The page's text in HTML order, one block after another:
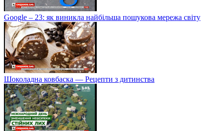
Google – 23: як виникла найбільша пошукова мережа світу
Шоколадна ковбаска — Рецепти з дитинства